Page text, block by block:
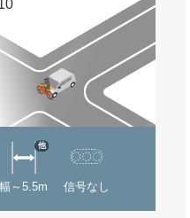
幅～5.5m
他
信号なし